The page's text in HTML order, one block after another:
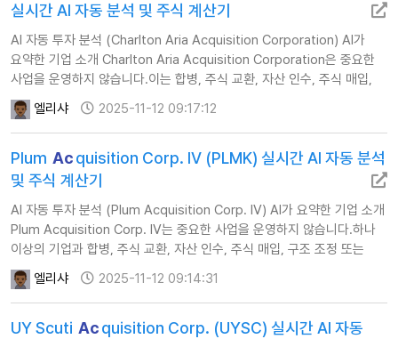
실시간 AI 자동 분석 및 주식 계산기
AI 자동 투자 분석 (Charlton Aria Acquisition Corporation) AI가
요약한 기업 소개 Charlton Aria Acquisition Corporation은 중요한
사업을 운영하지 않습니다.이는 합병, 주식 교환, 자산 인수, 주식 매입,
자본 재편성, 재편성 및 하나 이상의 사업…
엘리샤 2025-11-12 09:17:12
Plum Acquisition Corp. IV (PLMK) 실시간 AI 자동 분석
및 주식 계산기
AI 자동 투자 분석 (Plum Acquisition Corp. IV) AI가 요약한 기업 소개
Plum Acquisition Corp. IV는 중요한 사업을 운영하지 않습니다.하나
이상의 기업과 합병, 주식 교환, 자산 인수, 주식 매입, 구조 조정 또는
유사한 사업 결합을 수행할 계획입니다. …
엘리샤 2025-11-12 09:14:31
UY Scuti Acquisition Corp. (UYSC) 실시간 AI 자동